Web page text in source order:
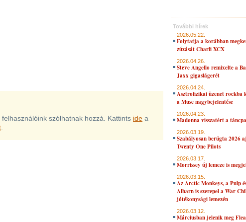
szólhatnak hozzá. Kattints ide a
További hírek
2026.05.22.
Folytatja a korábban
zúzását Charli XCX
2026.04.26.
Steve Angello remixelte a
Jaxx gigaslágerét
2026.04.24.
Asztrofizikai üzenet rockba
a Muse nagybejelentése
2026.04.23.
Madonna visszatért a
2026.03.19.
Szabályosan berúgta 2026
Twenty One Pilots
2026.03.17.
Morrissey új lemeze is
2026.03.15.
Az Arctic Monkeys, a Pulp
Albarn is szerepel a War
jótékonysági lemezén
2026.03.12.
Márciusban jelenik meg